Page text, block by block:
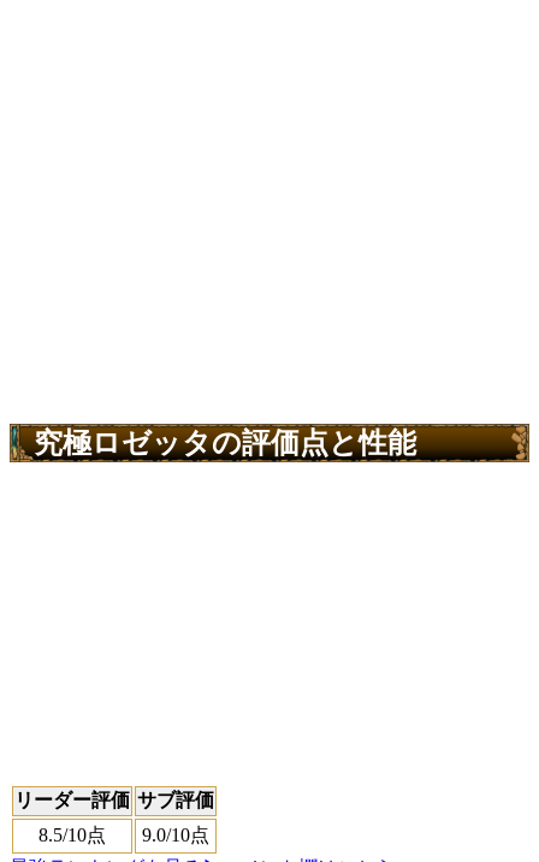
究極ロゼッタの評価点と性能
リーダー評価 サブ評価
8.5/10点 9.0/10点